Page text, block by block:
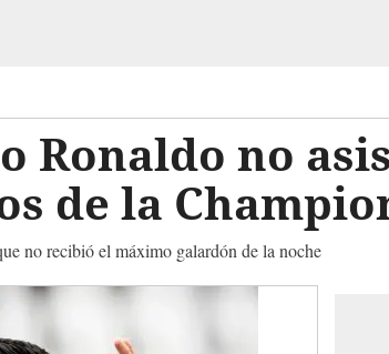
Ronaldo no
de la
no recibió el máximo galardón de la noche